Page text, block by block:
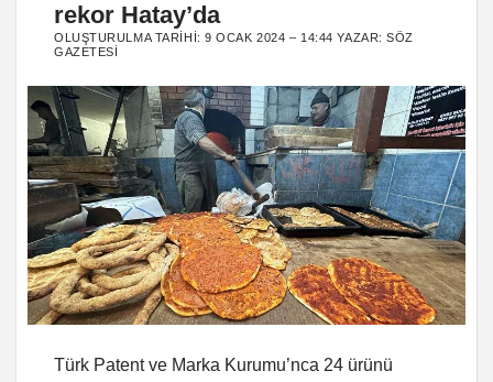
rekor Hatay’da
OLUŞTURULMA TARIHI:9 OCAK 2024 – 14:44 YAZAR:SÖZ
GAZETESI
Türk Patent ve Marka Kurumu’nca 24 ürünü